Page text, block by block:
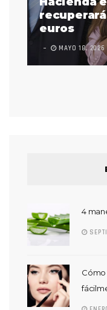
euros
MAYO 18, 2026
4